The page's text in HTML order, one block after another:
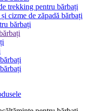
trekking pentru bărbați
cizme de zăpadă bărbați
bărbați